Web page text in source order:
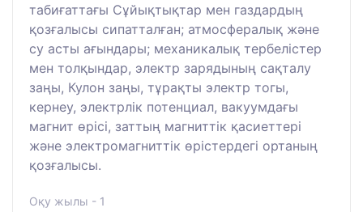
табиғаттағы Сұйықтықтар мен газдардың
қозғалысы сипатталған; атмосфералық және
су асты ағындары; механикалық тербелістер
мен толқындар, электр зарядының сақталу
заңы, Кулон заңы, тұрақты электр тогы,
кернеу, электрлік потенциал, вакуумдағы
магнит өрісі, заттың магниттік қасиеттері
және электромагниттік өрістердегі ортаның
қозғалысы.
Оқу жылы - 1